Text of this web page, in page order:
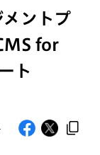
ントプ
for
ト